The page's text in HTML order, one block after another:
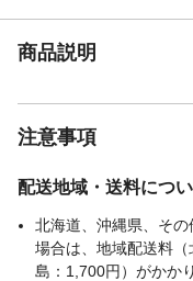
商品説明
注意事項
配送地域・送料につ
北海道、沖縄県、そ
場合は、地域配送料
島：1,700円）がかか